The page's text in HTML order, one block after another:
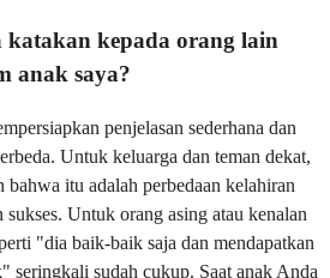
katakan kepada orang lain
anak saya?
penjelasan sederhana dan
Untuk keluarga dan teman dekat,
itu adalah perbedaan kelahiran
Untuk orang asing atau kenalan
"dia baik-baik saja dan mendapatkan
seringkali sudah cukup. Saat anak Anda